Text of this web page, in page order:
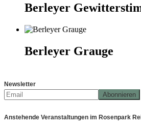
Berleyer
Berleyer Grauge
Newsletter
Anstehende Veranstaltungen im Rosenpark